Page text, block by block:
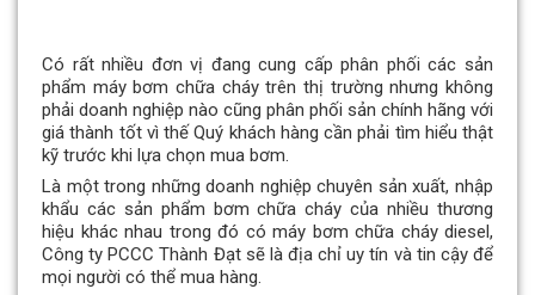
Có rất nhiều đơn vị đang cung cấp phân phối các sản
phẩm máy bơm chữa cháy trên thị trường nhưng không
phải doanh nghiệp nào cũng phân phối sản chính hãng với
giá thành tốt vì thế Quý khách hàng cần phải tìm hiểu thật
kỹ trước khi lựa chọn mua bơm.
Là một trong những doanh nghiệp chuyên sản xuất, nhập
khẩu các sản phẩm bơm chữa cháy của nhiều thương
hiệu khác nhau trong đó có máy bơm chữa cháy diesel,
Công ty PCCC Thành Đạt sẽ là địa chỉ uy tín và tin cậy để
mọi người có thể mua hàng.